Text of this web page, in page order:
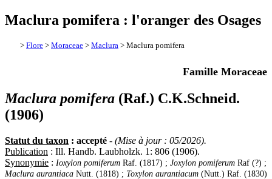
Maclura pomifera : l'oranger des Osages
> Flore > Moraceae > Maclura > Maclura pomifera
Famille Moraceae
Maclura pomifera (Raf.) C.K.Schneid.
(1906)
Statut du taxon : accepté - (Mise à jour : 05/2026).
Publication : Ill. Handb. Laubholzk. 1: 806 (1906).
Synonymie : Ioxylon pomiferum Raf. (1817) ; Joxylon pomiferum Raf (?) ;
Maclura aurantiaca Nutt. (1818) ; Toxylon aurantiacum (Nutt.) Raf. (1830)